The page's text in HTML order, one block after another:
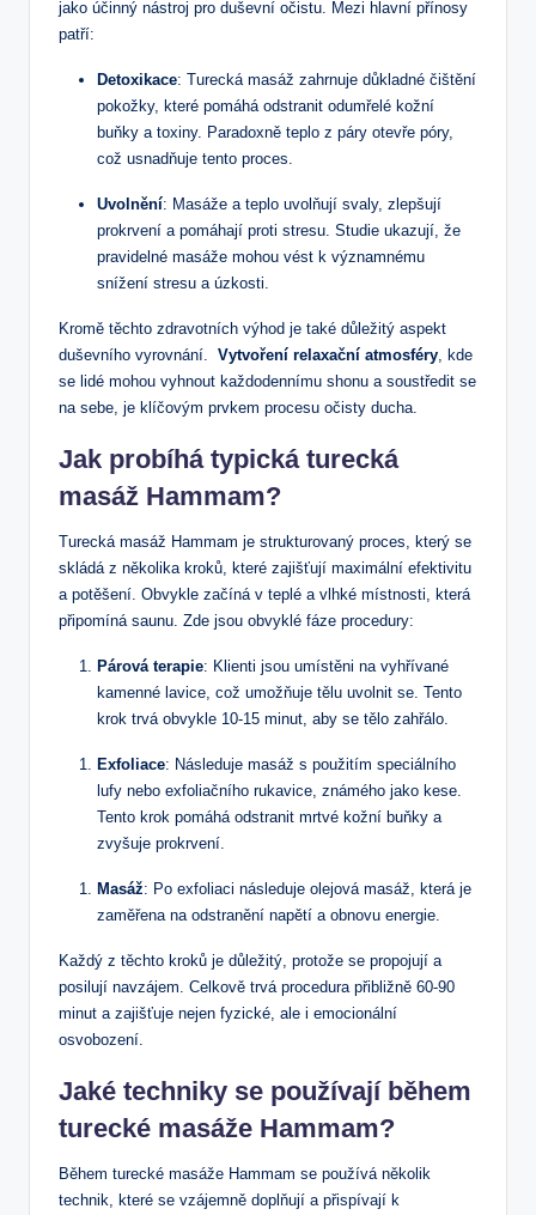
jako účinný nástroj pro ‌duševní očistu. Mezi hlavní přínosy
patří:
Detoxikace: Turecká masáž zahrnuje důkladné čištění
pokožky, které pomáhá odstranit odumřelé kožní
buňky a toxiny. Paradoxně ⁤teplo⁢ z ⁢páry otevře póry,
což usnadňuje tento‍ proces.
Uvolnění: Masáže a teplo uvolňují svaly, zlepšují
prokrvení a pomáhají proti stresu. Studie‌ ukazují, že
pravidelné ‌masáže‌ mohou vést k významnému
snížení ‌stresu a ⁣úzkosti.
Kromě těchto zdravotních výhod je také důležitý aspekt
duševního ⁤vyrovnání. ⁤ Vytvoření relaxační atmosféry , kde
se lidé mohou vyhnout každodennímu shonu a soustředit se
⁢na sebe, je klíčovým prvkem procesu očisty ducha.
Jak probíhá typická​ turecká
⁣masáž Hammam?
Turecká masáž Hammam je strukturovaný proces, který se
skládá ‌z několika⁢ kroků, které zajišťují maximální efektivitu
a potěšení. Obvykle začíná‌ v teplé a vlhké místnosti, která
připomíná saunu.​ Zde jsou ⁣obvyklé fáze procedury:
Párová⁤ terapie: Klienti jsou umístěni ⁤na vyhřívané
kamenné ⁢lavice, což umožňuje⁣ tělu uvolnit se. Tento
krok trvá‍ obvykle​ 10-15 minut,⁣ aby se tělo zahřálo.
Exfoliace:‍ Následuje masáž s použitím speciálního
lufy nebo exfoliačního ⁤rukavice, známého jako kese.
Tento ⁤krok pomáhá odstranit mrtvé‍ kožní buňky a
zvyšuje prokrvení.⁣
Masáž:⁤ Po exfoliaci následuje ⁤olejová masáž,‌ která⁢ je
⁢zaměřena⁤ na odstranění napětí a obnovu energie.
Každý z těchto kroků je důležitý, protože se propojují a⁣
posilují navzájem. Celkově trvá procedura přibližně⁤ 60-90‌
minut​ a zajišťuje nejen fyzické, ale i emocionální
osvobození.
Jaké techniky se používají během
turecké ‍masáže Hammam?
Během turecké masáže Hammam⁤ se používá několik
technik, ⁤které se ‌vzájemně doplňují ⁢a přispívají k